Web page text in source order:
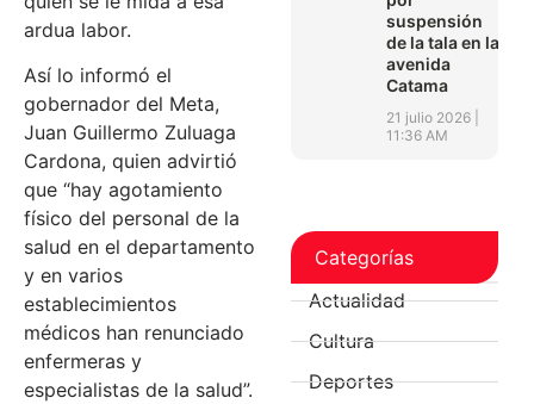
ardua labor.
Así lo informó el
gobernador del Meta,
Juan Guillermo Zuluaga
Cardona, quien advirtió
que “hay agotamiento
físico del personal de la
salud en el departamento
y en varios
establecimientos
médicos han renunciado
enfermeras y
especialistas de la salud”.
suspensión
de la tala en la
avenida
Catama
21 julio 2026
11:36 AM
Categorías
Actualidad
Cultura
Deportes